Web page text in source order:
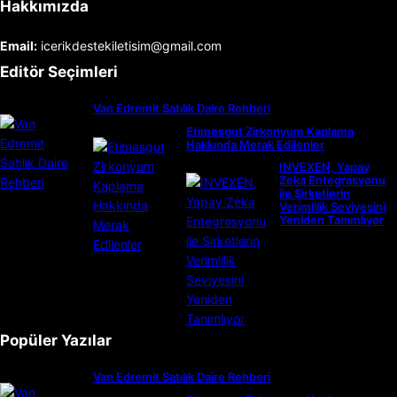
Hakkımızda
Email: icerikdestekiletisim@gmail.com
Editör Seçimleri
Van Edremit Satılık Daire Rehberi
Etimesgut Zirkonyum Kaplama
Hakkında Merak Edilenler
INVEXEN, Yapay
Zeka Entegrasyonu
ile Şirketlerin
Verimlilik Seviyesini
Yeniden Tanımlıyor
Popüler Yazılar
Van Edremit Satılık Daire Rehberi